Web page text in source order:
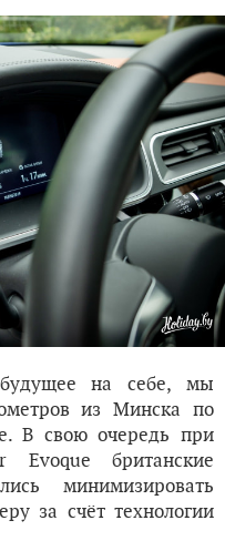
на себе, мы
из Минска по
В свою очередь при
Evoque британские
минимизировать
за счёт технологии